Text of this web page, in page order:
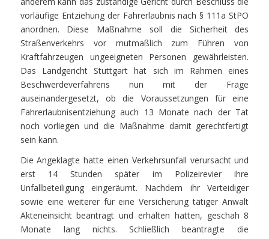
vorläufige Entziehung der Fahrerlaubnis nach § 111a StPO
anordnen. Diese Maßnahme soll die Sicherheit des
Straßenverkehrs vor mutmaßlich zum Führen von
Kraftfahrzeugen ungeeigneten Personen gewährleisten.
Das Landgericht Stuttgart hat sich im Rahmen eines
Beschwerdeverfahrens nun mit der Frage
auseinandergesetzt, ob die Voraussetzungen für eine
Fahrerlaubnisentziehung auch 13 Monate nach der Tat
noch vorliegen und die Maßnahme damit gerechtfertigt
sein kann.
Die Angeklagte hatte einen Verkehrsunfall verursacht und
erst 14 Stunden später im Polizeirevier ihre
Unfallbeteiligung eingeräumt. Nachdem ihr Verteidiger
sowie eine weiterer für eine Versicherung tätiger Anwalt
Akteneinsicht beantragt und erhalten hatten, geschah 8
Monate lang nichts. Schließlich beantragte die